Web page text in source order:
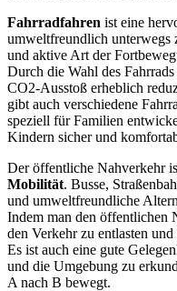
Fahrradfahren ist eine
umweltfreundlich unterwegs
und aktive Art der
Durch die Wahl des
CO2-Ausstoß erheblich
gibt auch verschiedene
speziell für Familien
Kindern sicher und
Der öffentliche Nahverkehr
Mobilität. Busse,
und umweltfreundliche
Indem man den öffentlichen
den Verkehr zu entlasten
Es ist auch eine gute
und die Umgebung zu
A nach B bewegt.